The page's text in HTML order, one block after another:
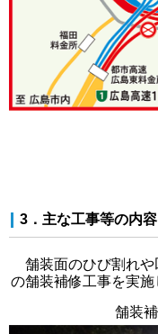
3．主な工事等の内容
舗装面のひび割れ
の舗装補修工事を実施
舗装